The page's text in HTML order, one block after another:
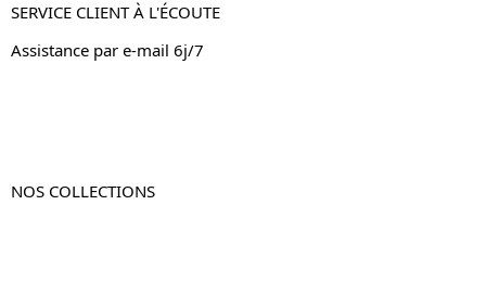
SERVICE CLIENT À L'ÉCOUTE
Assistance par e-mail 6j/7
NOS COLLECTIONS